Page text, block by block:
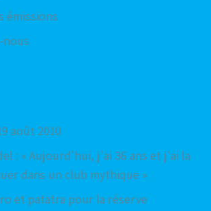
émissions
nous
août 2010
: « Aujourd'hui, j'ai 36 ans et j'ai la
dans un club mythique »
et patatra pour la réserve